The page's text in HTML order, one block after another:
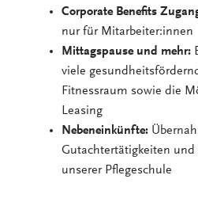
Corporate Benefits
nur für Mitarbeiter:innen
Mittagspause und mehr:
viele
Fitnessraum sowie die
Leasing
Nebeneinkünfte:
Gutachtertätigkeiten
unserer Pflegeschule